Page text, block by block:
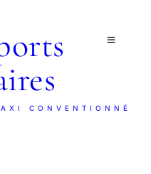
CONVENTIONNÉ